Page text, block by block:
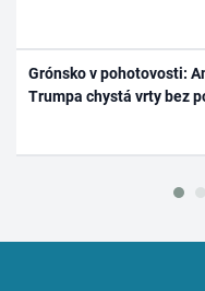
Grónsko v pohotovosti:
Trumpa chystá vrty bez